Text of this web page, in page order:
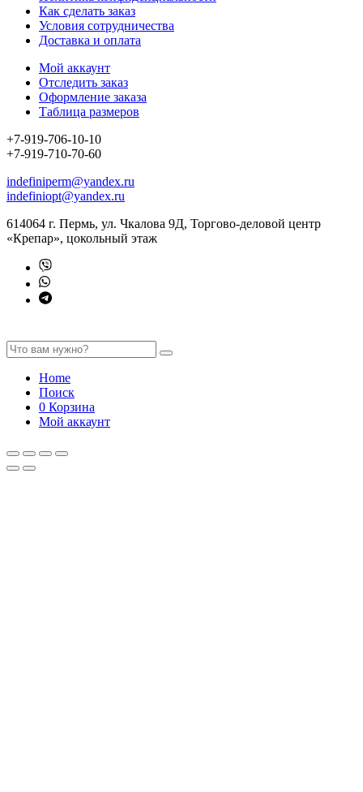
Как сделать заказ
Условия сотрудничества
Доставка и оплата
Мой аккаунт
Отследить заказ
Оформление заказа
Таблица размеров
+7-919-706-10-10
+7-919-710-70-60
indefiniperm@yandex.ru
indefiniopt@yandex.ru
614064 г. Пермь, ул. Чкалова 9Д, Торгово-деловой центр
«Крепар», цокольный этаж
Home
Поиск
0 Корзина
Мой аккаунт